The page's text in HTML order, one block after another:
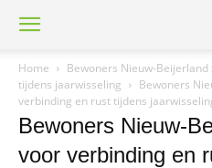
Home
Bewoners Nieuw-
tijdens jaarwisseling
Bewoners
verbinding en rust tijdens
Bewoners Nieuw-
voor verbinding en